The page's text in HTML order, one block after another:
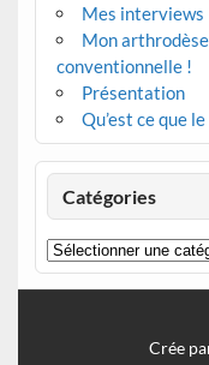
Mes interviews
Mon
conventionnelle !
Présentation
Qu’est ce que
Catégories
Catégories
Crée